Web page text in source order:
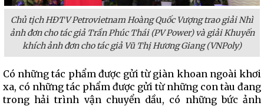
Chủ tịch HĐTV Petrovietnam Hoàng Quốc Vượng trao giải Nhì
ảnh đơn cho tác giả Trần Phúc Thái (PV Power) và giải Khuyến
khích ảnh đơn cho tác giả Vũ Thị Hương Giang (VNPoly)
Có những tác phẩm được gửi từ giàn khoan ngoài khơi
xa, có những tác phẩm được gửi từ những con tàu đang
trong hải trình vận chuyển dầu, có những bức ảnh